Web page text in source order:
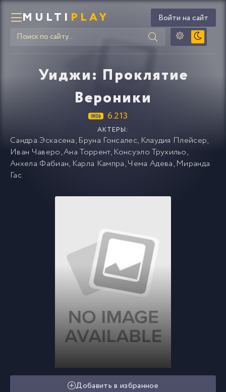
MULTI PLAY Войти на сайт
Уиджи: Проклятие
Вероники
6.213
АКТЕРЫ:
Сандра Эскасена, Бруна Гонсалес, Клаудия Плейсер,
Иван Чаверо,Ана Торрент, Консуэло Трухильо,
Анхела Фабиан, Карла Кампра,Чема Адева, Миранда
Гас
Добавить в избранное